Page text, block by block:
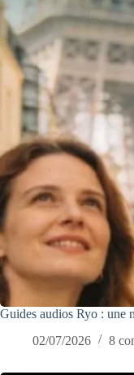
Guides audios Ryo : une
02/07/2026
8